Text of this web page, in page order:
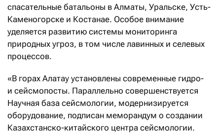
спасательные батальоны в Алматы, Уральске, Усть-
Каменогорске и Костанае. Особое внимание
уделяется развитию системы мониторинга
природных угроз, в том числе лавинных и селевых
процессов.
«В горах Алатау установлены современные гидро-
и сейсмопосты. Параллельно совершенствуется
Научная база сейсмологии, модернизируется
оборудование, подписан меморандум о создании
Казахстанско-китайского центра сейсмологии.